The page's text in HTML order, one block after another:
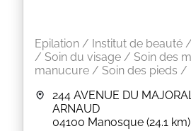
Epilation / Institut de beauté
/ Soin du visage / Soin des
manucure / Soin des pieds /
244 AVENUE DU
ARNAUD
04100 Manosque (24.1 km)